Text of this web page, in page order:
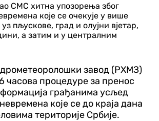
СМС хитна упозорења због
које се очекује у више
пљускове, град и олујни вјетар,
а затим и у централним
завод (РХМЗ)
часова процедуре за пренос
грађанима усљед
које се до краја дана
територије Србије.